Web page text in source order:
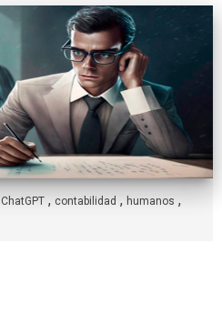
Etiquetas:
ChatGPT , contabilidad , humanos ,